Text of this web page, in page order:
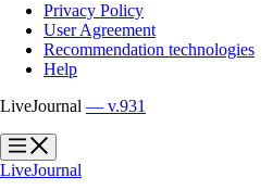
Privacy Policy
User Agreement
Recommendation technologies
Help
LiveJournal — v.931
?
?
LiveJournal